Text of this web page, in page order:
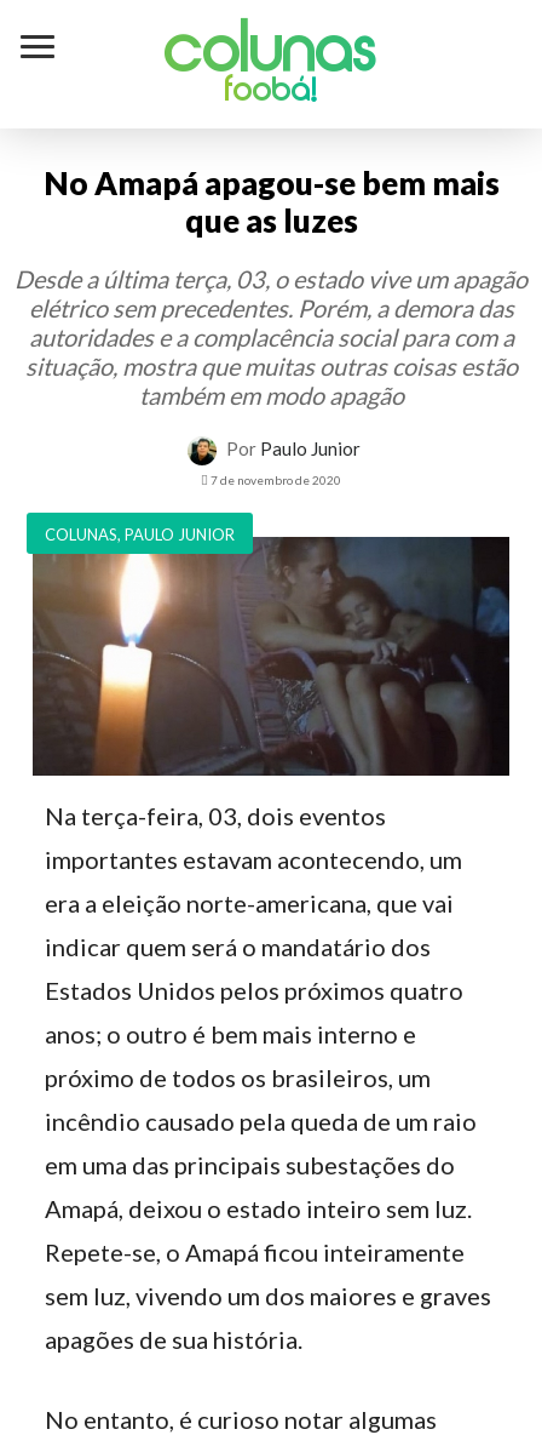
Colunas
foobá!
No Amapá apagou-se bem mais
que as luzes
Desde a última terça, 03, o estado vive um apagão
elétrico sem precedentes. Porém, a demora das
autoridades e a complacência social para com a
situação, mostra que muitas outras coisas estão
também em modo apagão
Por Paulo Junior
7 de novembro de 2020
COLUNAS,PAULO JUNIOR
Na terça-feira, 03, dois eventos
importantes estavam acontecendo, um
era a eleição norte-americana, que vai
indicar quem será o mandatário dos
Estados Unidos pelos próximos quatro
anos; o outro é bem mais interno e
próximo de todos os brasileiros, um
incêndio causado pela queda de um raio
em uma das principais subestações do
Amapá, deixou o estado inteiro sem luz.
Repete-se, o Amapá ficou inteiramente
sem luz, vivendo um dos maiores e graves
apagões de sua história.
No entanto, é curioso notar algumas